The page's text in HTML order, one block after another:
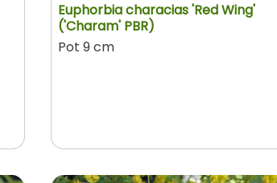
Euphorbia characias 'Red Wing'
('Charam' PBR)
Pot 9 cm